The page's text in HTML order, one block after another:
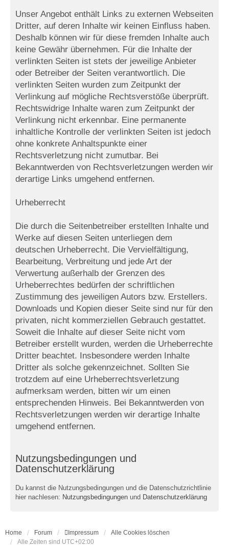
Unser Angebot enthält Links zu externen Webseiten
Dritter, auf deren Inhalte wir keinen Einfluss haben.
Deshalb können wir für diese fremden Inhalte auch
keine Gewähr übernehmen. Für die Inhalte der
verlinkten Seiten ist stets der jeweilige Anbieter
oder Betreiber der Seiten verantwortlich. Die
verlinkten Seiten wurden zum Zeitpunkt der
Verlinkung auf mögliche Rechtsverstöße überprüft.
Rechtswidrige Inhalte waren zum Zeitpunkt der
Verlinkung nicht erkennbar. Eine permanente
inhaltliche Kontrolle der verlinkten Seiten ist jedoch
ohne konkrete Anhaltspunkte einer
Rechtsverletzung nicht zumutbar. Bei
Bekanntwerden von Rechtsverletzungen werden wir
derartige Links umgehend entfernen.
Urheberrecht
Die durch die Seitenbetreiber erstellten Inhalte und
Werke auf diesen Seiten unterliegen dem
deutschen Urheberrecht. Die Vervielfältigung,
Bearbeitung, Verbreitung und jede Art der
Verwertung außerhalb der Grenzen des
Urheberrechtes bedürfen der schriftlichen
Zustimmung des jeweiligen Autors bzw. Erstellers.
Downloads und Kopien dieser Seite sind nur für den
privaten, nicht kommerziellen Gebrauch gestattet.
Soweit die Inhalte auf dieser Seite nicht vom
Betreiber erstellt wurden, werden die Urheberrechte
Dritter beachtet. Insbesondere werden Inhalte
Dritter als solche gekennzeichnet. Sollten Sie
trotzdem auf eine Urheberrechtsverletzung
aufmerksam werden, bitten wir um einen
entsprechenden Hinweis. Bei Bekanntwerden von
Rechtsverletzungen werden wir derartige Inhalte
umgehend entfernen.
Nutzungsbedingungen und
Datenschutzerklärung
Du kannst die Nutzungsbedingungen und die Datenschutzrichtlinie
hier nachlesen: Nutzungsbedingungen und Datenschutzerklärung
Home Forum Impressum
Alle Cookies löschen
Alle Zeiten sind UTC+02:00